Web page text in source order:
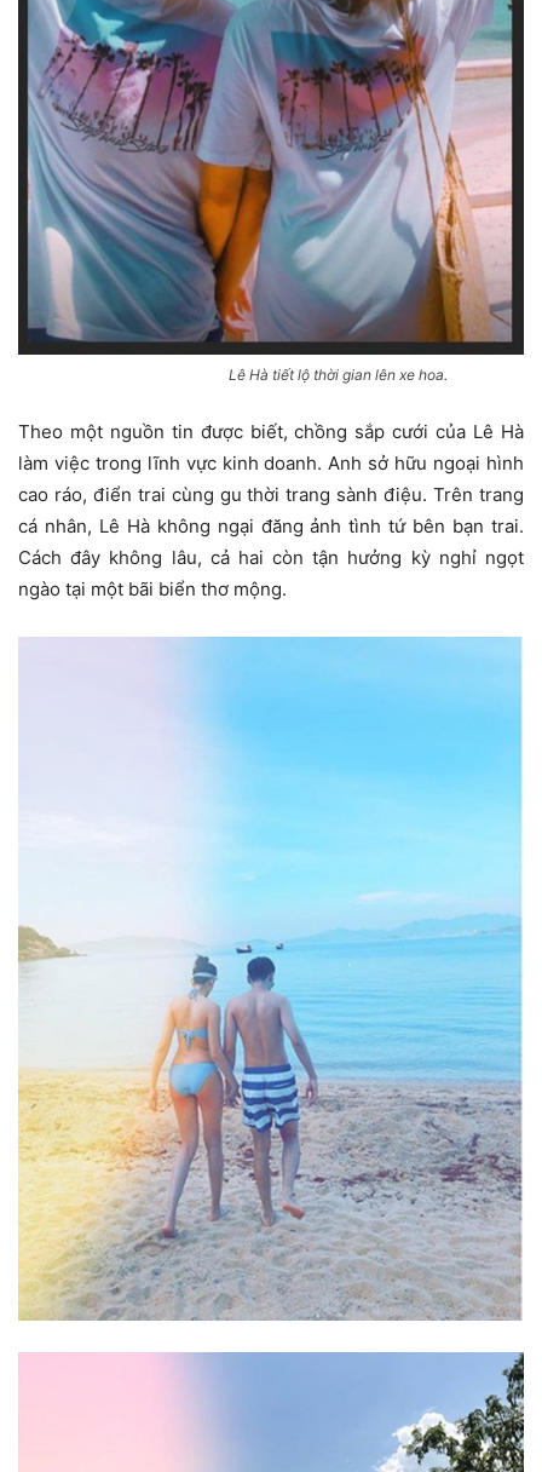
Lê Hà tiết lộ thời gian lên xe hoa.
Theo một nguồn tin được biết, chồng sắp cưới của Lê Hà
làm việc trong lĩnh vực kinh doanh. Anh sở hữu ngoại hình
cao ráo, điển trai cùng gu thời trang sành điệu. Trên trang
cá nhân, Lê Hà không ngại đăng ảnh tình tứ bên bạn trai.
Cách đây không lâu, cả hai còn tận hưởng kỳ nghỉ ngọt
ngào tại một bãi biển thơ mộng.